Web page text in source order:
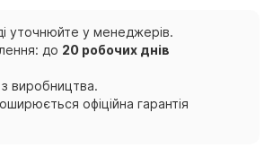
уточнюйте у менеджерів.
до 20 робочих днів
виробництва.
офіційна гарантія